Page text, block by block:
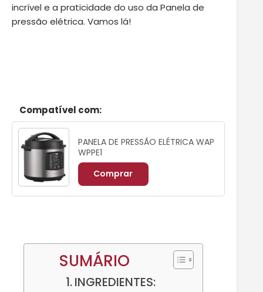
incrível e a praticidade do uso daPanela de
pressão elétrica. Vamos lá!
Compatível com:
PANELA DE PRESSÃO ELÉTRICA WAP
WPPE1
Comprar
SUMÁRIO
INGREDIENTES: